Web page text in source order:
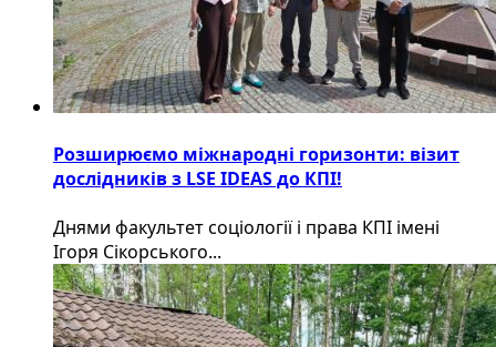
Розширюємо міжнародні горизонти: візит
дослідників з LSE IDEAS до КПІ!
Днями факультет соціології і права КПІ імені
Ігоря Сікорського...